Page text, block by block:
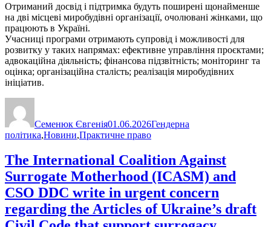
Отриманий досвід і підтримка будуть поширені щонайменше
на дві місцеві миробудівні організації, очолювані жінками, що
працюють в Україні.
Учасниці програми отримають супровід і можливості для
розвитку у таких напрямах: ефективне управління проєктами;
адвокаційна діяльність; фінансова підзвітність; моніторинг та
оцінка; організаційна сталість; реалізація миробудівних
ініціатив.
Семенюк Євгенія01.06.2026Гендерна
політика,Новини,Практичне право
The International Coalition Against
Surrogate Motherhood (ICASM) and
CSO DDC write in urgent concern
regarding the Articles of Ukraine’s draft